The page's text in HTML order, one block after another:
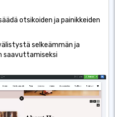
otsikoiden ja painikkeiden
selkeämmän ja
saavuttamiseksi